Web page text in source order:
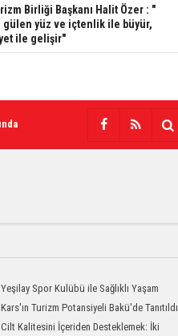
Birliği Başkanı Halit Özer : "​​​​​​​
gülen yüz ve içtenlik ile büyür,
ile gelişir"
Yeşilay Spor Kulübü ile Sağlıklı Yaşam
Sahaya Taşındı
Kars'ın Turizm Potansiyeli Bakü'de Tanıtıldı
Cilt Kalitesini İçeriden Desteklemek: İki